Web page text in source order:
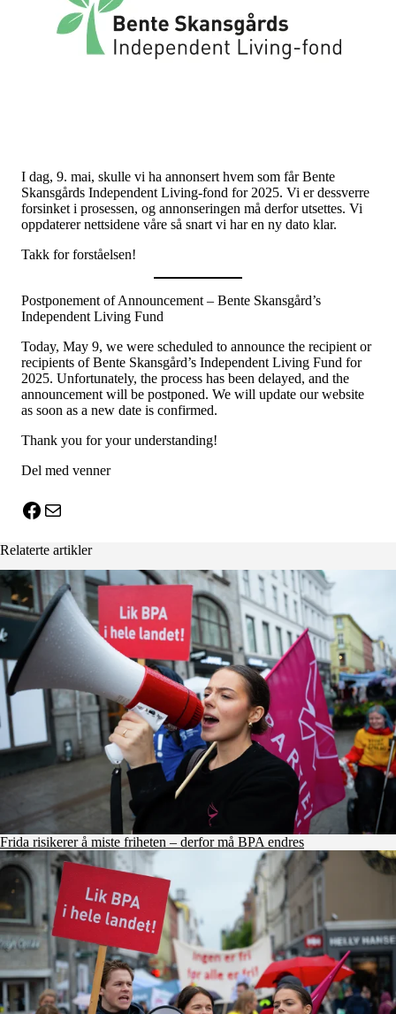
Tall og fakta
Om Uloba
Kontakt Uloba
I dag, 9. mai, skulle vi ha annonsert hvem som får Bente
Skansgårds Independent Living-fond for 2025. Vi er dessverre
forsinket i prosessen, og annonseringen må derfor utsettes. Vi
oppdaterer nettsidene våre så snart vi har en ny dato klar.
Takk for forståelsen!
Postponement of Announcement – Bente Skansgård’s
Independent Living Fund
Today, May 9, we were scheduled to announce the recipient or
recipients of Bente Skansgård’s Independent Living Fund for
2025. Unfortunately, the process has been delayed, and the
announcement will be postponed. We will update our website
as soon as a new date is confirmed.
Thank you for your understanding!
Del med venner
X
Facebook
E-post
Relaterte artikler
Frida risikerer å miste friheten – derfor må BPA endres